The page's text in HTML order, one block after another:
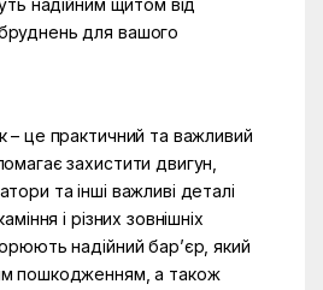
надійним щитом від
для вашого
– це практичний та важливий
захистити двигун,
та інші важливі деталі
і різних зовнішніх
надійний бар’єр, який
пошкодженням, а також